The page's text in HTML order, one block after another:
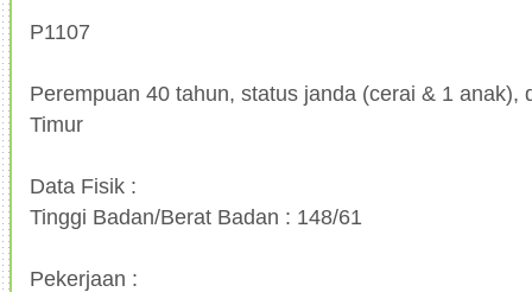
P1107
Perempuan 40 tahun, status janda (cerai & 1 anak),
Timur
Data Fisik :
Tinggi Badan/Berat Badan : 148/61
Pekerjaan :